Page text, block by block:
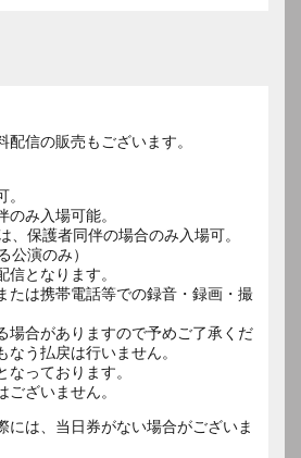
信の販売もございます。
み入場可能。
保護者同伴の場合のみ入場可。
公演のみ）
となります。
たは携帯電話等での録音・録画・撮
場合がありますので予めご了承くだ
なう払戻は行いません。
っております。
ざいません。
は、当日券がない場合がございま